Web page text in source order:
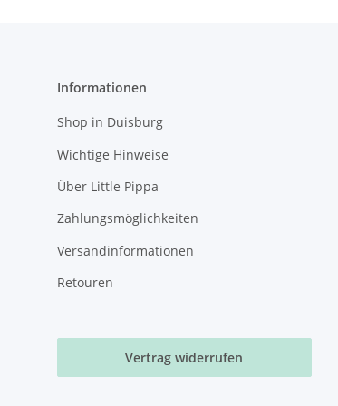
Informationen
Shop in Duisburg
Wichtige Hinweise
Über Little Pippa
Zahlungsmöglichkeiten
Versandinformationen
Retouren
Vertrag widerrufen